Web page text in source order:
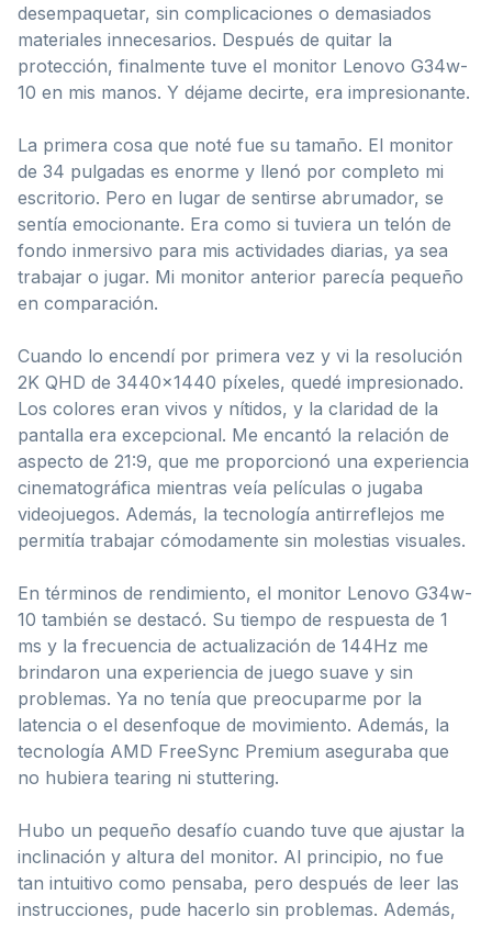
desempaquetar, sin complicaciones o demasiados
materiales innecesarios. Después de quitar la
protección, finalmente tuve el monitor Lenovo G34w-
10 en mis manos. Y déjame decirte, era impresionante.
La primera cosa que noté fue su tamaño. El monitor
de 34 pulgadas es enorme y llenó por completo mi
escritorio. Pero en lugar de sentirse abrumador, se
sentía emocionante. Era como si tuviera un telón de
fondo inmersivo para mis actividades diarias, ya sea
trabajar o jugar. Mi monitor anterior parecía pequeño
en comparación.
Cuando lo encendí por primera vez y vi la resolución
2K QHD de 3440×1440 píxeles, quedé impresionado.
Los colores eran vivos y nítidos, y la claridad de la
pantalla era excepcional. Me encantó la relación de
aspecto de 21:9, que me proporcionó una experiencia
cinematográfica mientras veía películas o jugaba
videojuegos. Además, la tecnología antirreflejos me
permitía trabajar cómodamente sin molestias visuales.
En términos de rendimiento, el monitor Lenovo G34w-
10 también se destacó. Su tiempo de respuesta de 1
ms y la frecuencia de actualización de 144Hz me
brindaron una experiencia de juego suave y sin
problemas. Ya no tenía que preocuparme por la
latencia o el desenfoque de movimiento. Además, la
tecnología AMD FreeSync Premium aseguraba que
no hubiera tearing ni stuttering.
Hubo un pequeño desafío cuando tuve que ajustar la
inclinación y altura del monitor. Al principio, no fue
tan intuitivo como pensaba, pero después de leer las
instrucciones, pude hacerlo sin problemas. Además,